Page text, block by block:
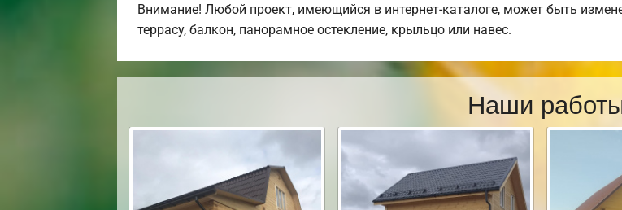
Внимание! Любой проект, имеющийся в интернет-каталоге, может быть
террасу, балкон, панорамное остекление, крыльцо или навес.
Наши